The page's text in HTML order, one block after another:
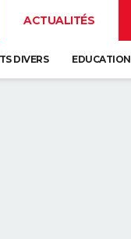
ACTUALITÉS
DIVERS EDUCATION